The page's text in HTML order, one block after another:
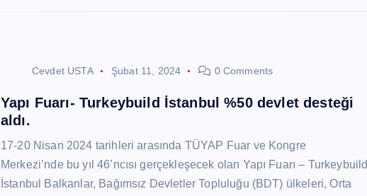
Cevdet USTA Şubat 11, 2024 0 Comments
Yapı Fuarı- Turkeybuild İstanbul %50 devlet desteği
aldı.
17-20 Nisan 2024 tarihleri arasında TÜYAP Fuar ve Kongre
Merkezi’nde bu yıl 46’ncısı gerçekleşecek olan Yapı Fuarı – Turkeybuild
İstanbul Balkanlar, Bağımsız Devletler Topluluğu (BDT) ülkeleri, Orta